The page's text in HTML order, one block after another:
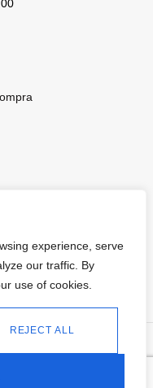
experience, serve
our traffic. By
use of cookies.
REJECT ALL